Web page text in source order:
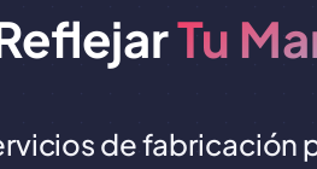
Tu
de